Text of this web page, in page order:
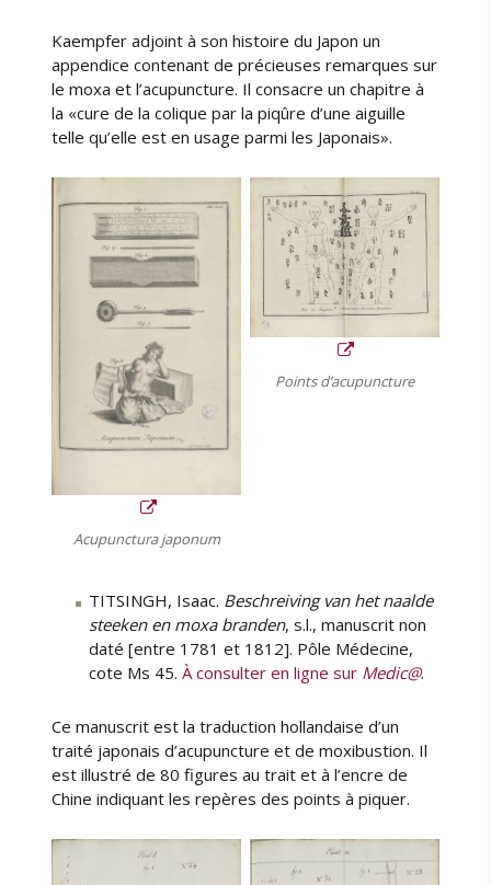
Kaempfer adjoint à son histoire du Japon un
appendice contenant de précieuses remarques sur
le moxa et l’acupuncture. Il consacre un chapitre à
la «cure de la colique par la piqûre d’une aiguille
telle qu’elle est en usage parmi les Japonais».
Acupunctura japonum
Points d’acupuncture
TITSINGH, Isaac. Beschreiving van het naalde
steeken en moxa branden, s.l., manuscrit non
daté [entre 1781 et 1812]. Pôle Médecine,
cote Ms 45. À consulter en ligne sur Medic@.
Ce manuscrit est la traduction hollandaise d’un
traité japonais d’acupuncture et de moxibustion. Il
est illustré de 80 figures au trait et à l’encre de
Chine indiquant les repères des points à piquer.